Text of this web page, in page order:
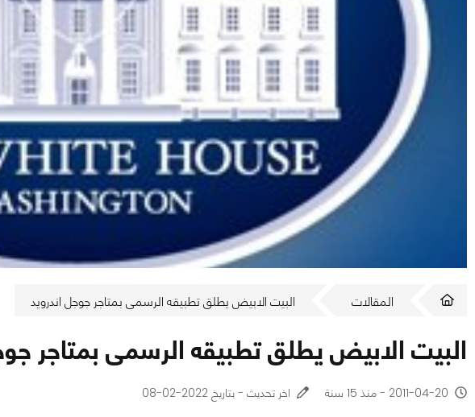
المقالات البيت الابيض يطلق تطبيقه الرسمى بمتاجر جوجل اندرويد
البيت الابيض يطلق تطبيقه الرسمى بمتاجر
2011-04-20 - منذ 15 سنة اخر تحديث - بتاريخ 2022-02-08